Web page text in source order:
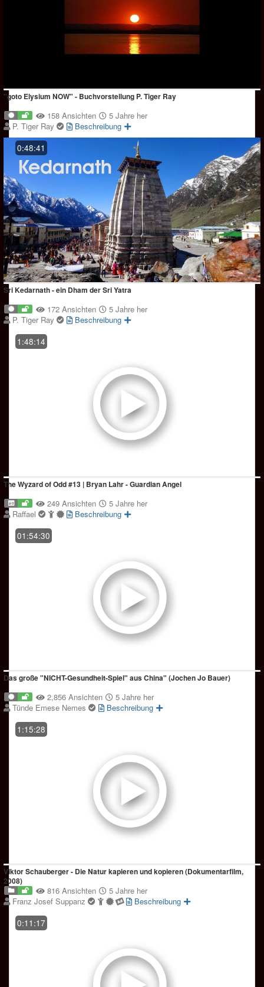
"goto Elysium NOW" - Buchvorstellung P. Tiger Ray
158 Ansichten
5 Jahre her
P. Tiger Ray
Beschreibung
0:48:41
Sri Kedarnath - ein Dham der Sri Yatra
172 Ansichten
5 Jahre her
P. Tiger Ray
Beschreibung
1:48:14
The Wyzard of Odd #13 | Bryan Lahr - Guardian Angel
249 Ansichten
5 Jahre her
Raffael
Beschreibung
01:54:30
Das große "NICHT-Gesundheit-Spiel" aus China" (Jochen Jo Bauer)
2,856 Ansichten
5 Jahre her
Tünde Emese Nemes
Beschreibung
1:15:28
Viktor Schauberger - Die Natur kapieren und kopieren (Dokumentarfilm,
2008)
816 Ansichten
5 Jahre her
Franz Josef Suppanz
Beschreibung
0:11:17